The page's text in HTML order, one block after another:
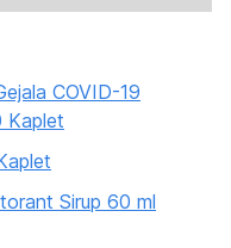
COVID-19
Kaplet
Sirup 60 ml